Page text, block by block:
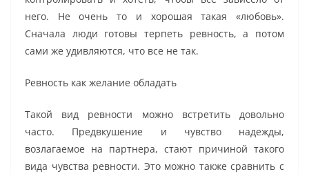
него. Не очень то и хорошая такая «любовь».
Сначала люди готовы терпеть ревность, а потом
сами же удивляются, что все не так.
Ревность как желание обладать
Такой вид ревности можно встретить довольно
часто. Предвкушение и чувство надежды,
возлагаемое на партнера, стают причиной такого
вида чувства ревности. Это можно также сравнить с